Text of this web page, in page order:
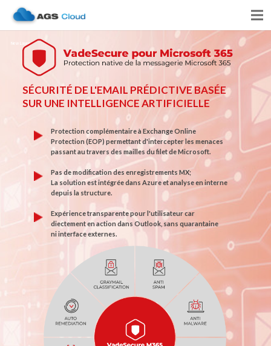
New Layer
SÉCURITÉ DE L'EMAIL PRÉDICTIVE BASÉE
SUR UNE INTELLIGENCE ARTIFICIELLE
Protection complémentaire à Exchange Online
Protection (EOP) permettant d'intercepter les menaces
passant au travers des mailles du filet de Microsoft.
Pas de modification des enregistrements MX;
La solution est intégrée dans Azure et analyse en interne
depuis la structure.
Expérience transparente pour l'utilisateur car
diectement en action dans Outlook, sans quarantaine
ni interface externes.